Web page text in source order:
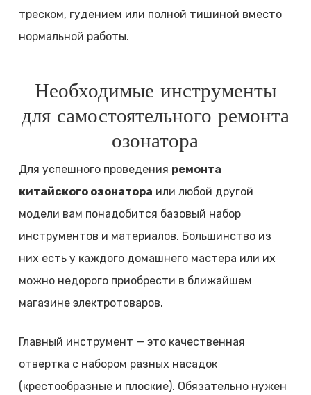
треском, гудением или полной тишиной вместо
нормальной работы.
Необходимые инструменты
для самостоятельного ремонта
озонатора
Для успешного проведения ремонта
китайского озонатора или любой другой
модели вам понадобится базовый набор
инструментов и материалов. Большинство из
них есть у каждого домашнего мастера или их
можно недорого приобрести в ближайшем
магазине электротоваров.
Главный инструмент — это качественная
отвертка с набором разных насадок
(крестообразные и плоские). Обязательно нужен